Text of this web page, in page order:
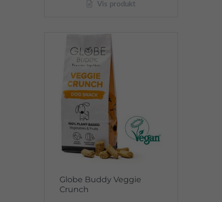
Vis produkt
Globe Buddy Veggie
Crunch